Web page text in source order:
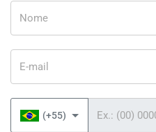
(+55)